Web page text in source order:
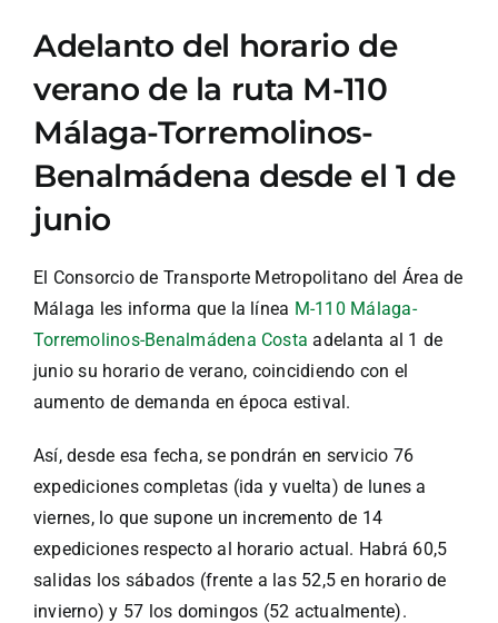
Adelanto del horario de
verano de la ruta M-110
Málaga-Torremolinos-
Benalmádena desde el 1 de
junio
El Consorcio de Transporte Metropolitano del Área de
Málaga les informa que la línea M-110 Málaga-
Torremolinos-Benalmádena Costa adelanta al 1 de
junio su horario de verano, coincidiendo con el
aumento de demanda en época estival.
Así, desde esa fecha, se pondrán en servicio 76
expediciones completas (ida y vuelta) de lunes a
viernes, lo que supone un incremento de 14
expediciones respecto al horario actual. Habrá 60,5
salidas los sábados (frente a las 52,5 en horario de
invierno) y 57 los domingos (52 actualmente).